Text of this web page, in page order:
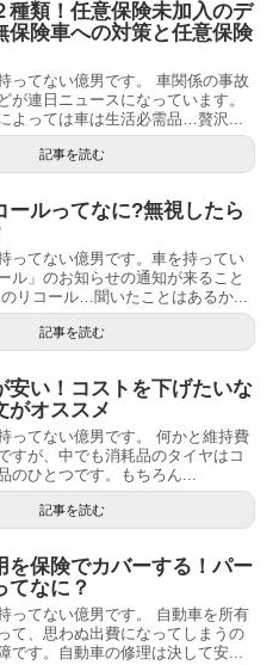
種類！任意保険未加入のデ
保険車への対策と任意保険
ってない億男です。 車関係の事故
が連日ニュースになっています。
よっては車は生活必需品…贅沢...
記事を読む
ールってなに?無視したら
ってない億男です。車を持ってい
ル」のお知らせの通知が来ること
リコール…聞いたことはあるか...
記事を読む
安い！コストを下げたいな
がオススメ
ってない億男です。 何かと維持費
すが、中でも消耗品のタイヤはコ
のひとつです。もちろん...
記事を読む
を保険でカバーする！パー
てなに？
ってない億男です。 自動車を所有
て、思わぬ出費になってしまうの
です。自動車の修理は決して安...